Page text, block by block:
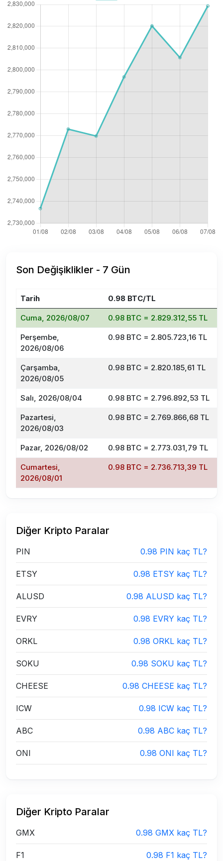
Son Değişiklikler - 7 Gün
Tarih 0.98 BTC/TL
Cuma, 2026/08/07 0.98 BTC = 2.829.312,55 TL
Perşembe,
2026/08/06
0.98 BTC = 2.805.723,16 TL
Çarşamba,
2026/08/05
0.98 BTC = 2.820.185,61 TL
Salı, 2026/08/04 0.98 BTC = 2.796.892,53 TL
Pazartesi,
2026/08/03
0.98 BTC = 2.769.866,68 TL
Pazar, 2026/08/02 0.98 BTC = 2.773.031,79 TL
Cumartesi,
2026/08/01
0.98 BTC = 2.736.713,39 TL
Diğer Kripto Paralar
PIN 0.98 PIN kaç TL?
ETSY 0.98 ETSY kaç TL?
ALUSD 0.98 ALUSD kaç TL?
EVRY 0.98 EVRY kaç TL?
ORKL 0.98 ORKL kaç TL?
SOKU 0.98 SOKU kaç TL?
CHEESE 0.98 CHEESE kaç TL?
ICW 0.98 ICW kaç TL?
ABC 0.98 ABC kaç TL?
ONI 0.98 ONI kaç TL?
Diğer Kripto Paralar
GMX 0.98 GMX kaç TL?
F1 0.98 F1 kaç TL?